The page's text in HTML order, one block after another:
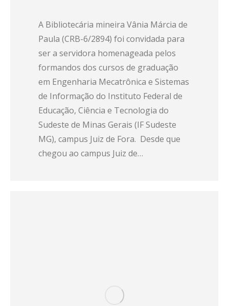
A Bibliotecária mineira Vânia Márcia de
Paula (CRB-6/2894) foi convidada para
ser a servidora homenageada pelos
formandos dos cursos de graduação
em Engenharia Mecatrônica e Sistemas
de Informação do Instituto Federal de
Educação, Ciência e Tecnologia do
Sudeste de Minas Gerais (IF Sudeste
MG), campus Juiz de Fora. Desde que
chegou ao campus Juiz de…